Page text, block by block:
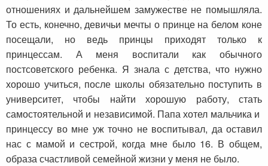
отношениях и дальнейшем замужестве не помышляла.
То есть, конечно, девичьи мечты о принце на белом коне
посещали, но ведь принцы приходят только к
принцессам. А меня воспитали как обычного
постсоветского ребенка. Я знала с детства, что нужно
хорошо учиться, после школы обязательно поступить в
университет, чтобы найти хорошую работу, стать
самостоятельной и независимой. Папа хотел мальчика и
принцессу во мне уж точно не воспитывал, да оставил
нас с мамой и сестрой, когда мне было 16. В общем,
образа счастливой семейной жизни у меня не было.